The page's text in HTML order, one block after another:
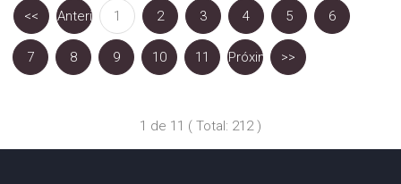
<< Anterior 1 2 3 4 5 6
7 8 9 10 11 Próxima >>
1 de 11 ( Total: 212 )